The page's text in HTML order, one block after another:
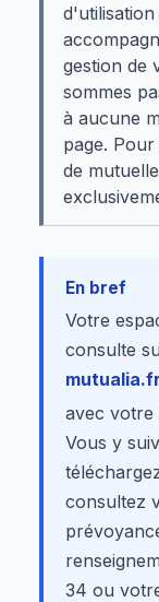
gestion de
sommes
à aucune
page.
de
En bref
Votre
consulte
mutualia.fr
avec votre
Vous y
consultez
34 ou